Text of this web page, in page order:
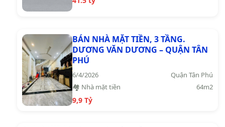
BÁN NHÀ MẶT TIỀN, 3 TẦNG.
DƯƠNG VĂN DƯƠNG – QUẬN TÂN
PHÚ
6/4/2026
Quận Tân Phú
🏘️ Nhà mặt tiền
64m2
9,9 Tỷ